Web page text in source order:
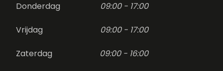
Donderdag 09:00 - 17:00
Vrijdag 09:00 - 17:00
Zaterdag 09:00 - 16:00